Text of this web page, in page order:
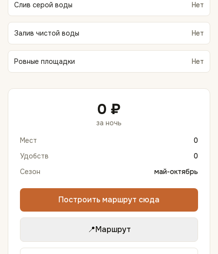
Слив серой воды Нет
Залив чистой воды Нет
Ровные площадки Нет
0 ₽
за ночь
Мест
0
Удобств
0
Сезон
май-октябрь
Построить маршрут сюда
📍Маршрут